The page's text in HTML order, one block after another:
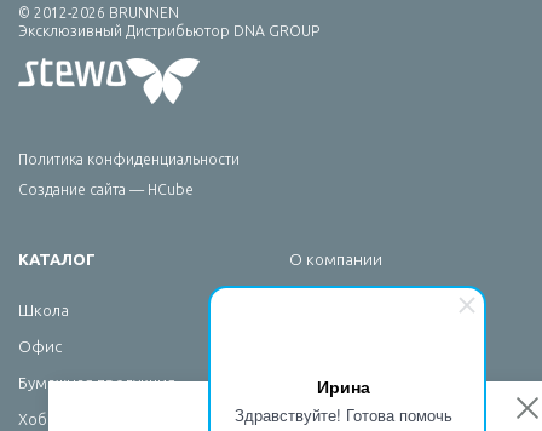
Ирина
Здравствуйте! Готова помочь
© 2012-2026 BRUNNEN
Эксклюзивный Дистрибьютор DNA GROUP
Политика конфиденциальности
Создание сайта — HCube
КАТАЛОГ
Школа
Офис
Бумажная продукция
Хобби
О компании